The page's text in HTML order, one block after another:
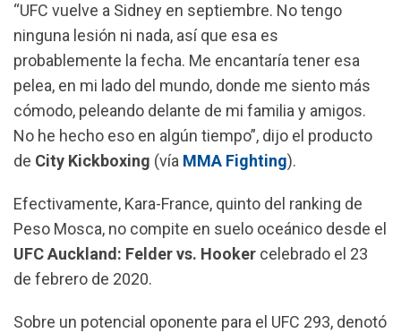
“UFC vuelve a Sidney en septiembre. No tengo
ninguna lesión ni nada, así que esa es
probablemente la fecha. Me encantaría tener esa
pelea, en mi lado del mundo, donde me siento más
cómodo, peleando delante de mi familia y amigos.
No he hecho eso en algún tiempo”, dijo el producto
de City Kickboxing (vía MMA Fighting).
Efectivamente, Kara-France, quinto del ranking de
Peso Mosca, no compite en suelo oceánico desde el
UFC Auckland: Felder vs. Hooker celebrado el 23
de febrero de 2020.
Sobre un potencial oponente para el UFC 293, denotó